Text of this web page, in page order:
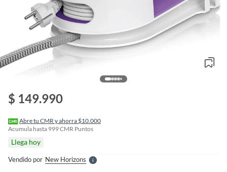
$ 149.990
Abre tu CMR y ahorra $10.000
Acumula hasta 999CMR Puntos
Llega hoy
Vendido por New HorizonsS
e
r